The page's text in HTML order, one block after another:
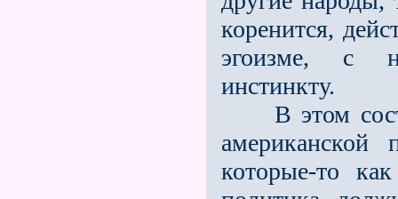
коренится,
эгоизме, с
инстинкту.
В этом
которые-то